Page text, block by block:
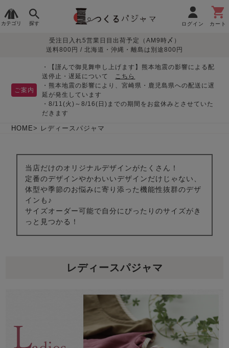
カテゴリ 探す ログイン カート
レディースパジャマ
春 夏 秋 冬
メンズパジャマ
生地で
さがす
オーガニック素材 ガーゼ サテン織り
目的別で
さがす
敏感肌用
パジャマ
入院・介護
胸が目立たない
マタニティ
パジャマ
ペアで
そろえたい
眠れる作務衣特集
ャマ
生活雑貨 カタログギフト
デザインで
さがす
パジャマ
前開き かぶり ワンピース
夏パジャマ特集 つくるパジャマとは
お支払い・送料・配送
について
返品・交換について よくあるご質問
SDGsの取り組み
受注日入れ5営業日目出荷予定（AM9時〆）
送料800円 / 北海道・沖縄・離島は別途800円
ご案内
・【謹んで御見舞申し上げます】熊本地震の影響による配
送停止・遅延について こちら
・熊本地震の影響により、宮崎県・鹿児島県への配送に遅
延が発生しています
・8/11(火)～8/16(日)までの期間をお盆休みとさせていた
だきます
HOME レディースパジャマ
当店だけのオリジナルデザインがたくさん！
定番のデザインやかわいいデザインだけじゃない、
体型や季節のお悩みに寄り添った機能性抜群のデザ
インも♪
サイズオーダー可能で自分にぴったりのサイズがき
っと見つかる！
レディースパジャマ